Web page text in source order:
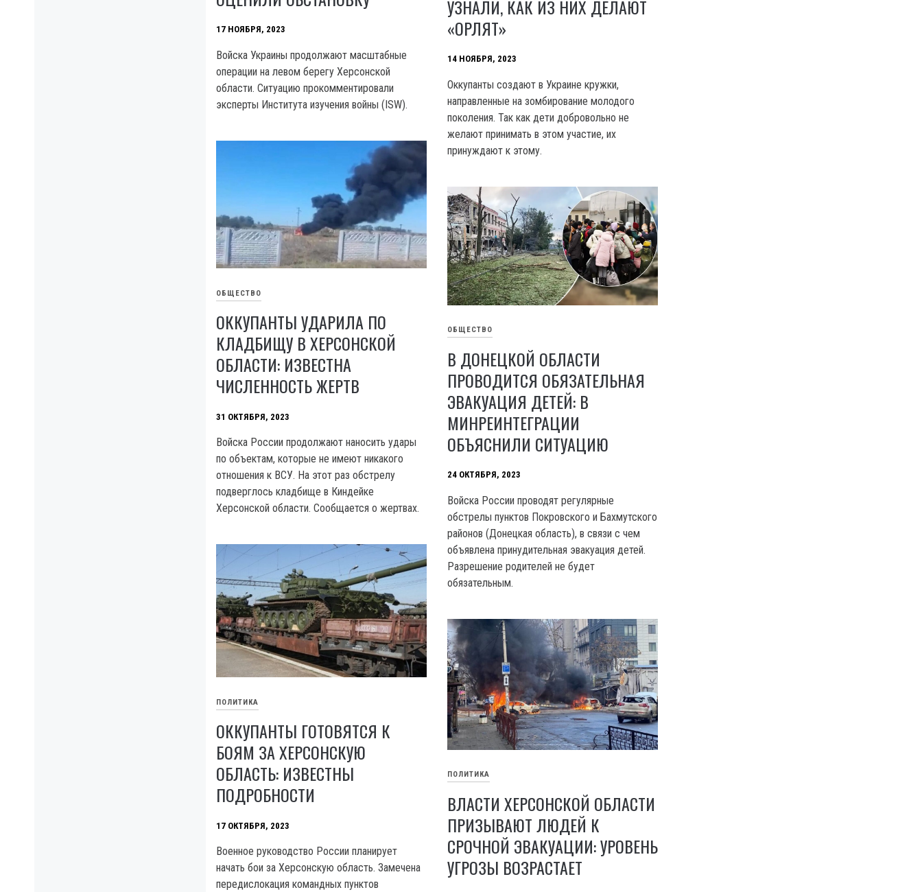
17 НОЯБРЯ, 2023
Войска Украины продолжают масштабные
операции на левом берегу Херсонской
области. Ситуацию прокомментировали
эксперты Института изучения войны (ISW).
УЗНАЛИ, КАК ИЗ НИХ ДЕЛАЮТ
«ОРЛЯТ»
14 НОЯБРЯ, 2023
Оккупанты создают в Украине кружки,
направленные на зомбирование молодого
поколения. Так как дети добровольно не
желают принимать в этом участие, их
принуждают к этому.
ОБЩЕСТВО
ОККУПАНТЫ УДАРИЛА ПО
КЛАДБИЩУ В ХЕРСОНСКОЙ
ОБЛАСТИ: ИЗВЕСТНА
ЧИСЛЕННОСТЬ ЖЕРТВ
31 ОКТЯБРЯ, 2023
Войска России продолжают наносить удары
по объектам, которые не имеют никакого
отношения к ВСУ. На этот раз обстрелу
подверглось кладбище в Киндейке
Херсонской области. Сообщается о жертвах.
ОБЩЕСТВО
В ДОНЕЦКОЙ ОБЛАСТИ
ПРОВОДИТСЯ ОБЯЗАТЕЛЬНАЯ
ЭВАКУАЦИЯ ДЕТЕЙ: В
МИНРЕИНТЕГРАЦИИ
ОБЪЯСНИЛИ СИТУАЦИЮ
24 ОКТЯБРЯ, 2023
Войска России проводят регулярные
обстрелы пунктов Покровского и Бахмутского
районов (Донецкая область), в связи с чем
объявлена принудительная эвакуация детей.
Разрешение родителей не будет
обязательным.
ПОЛИТИКА
ОККУПАНТЫ ГОТОВЯТСЯ К
БОЯМ ЗА ХЕРСОНСКУЮ
ОБЛАСТЬ: ИЗВЕСТНЫ
ПОДРОБНОСТИ
17 ОКТЯБРЯ, 2023
Военное руководство России планирует
начать бои за Херсонскую область. Замечена
передислокация командных пунктов
ПОЛИТИКА
ВЛАСТИ ХЕРСОНСКОЙ ОБЛАСТИ
ПРИЗЫВАЮТ ЛЮДЕЙ К
СРОЧНОЙ ЭВАКУАЦИИ: УРОВЕНЬ
УГРОЗЫ ВОЗРАСТАЕТ